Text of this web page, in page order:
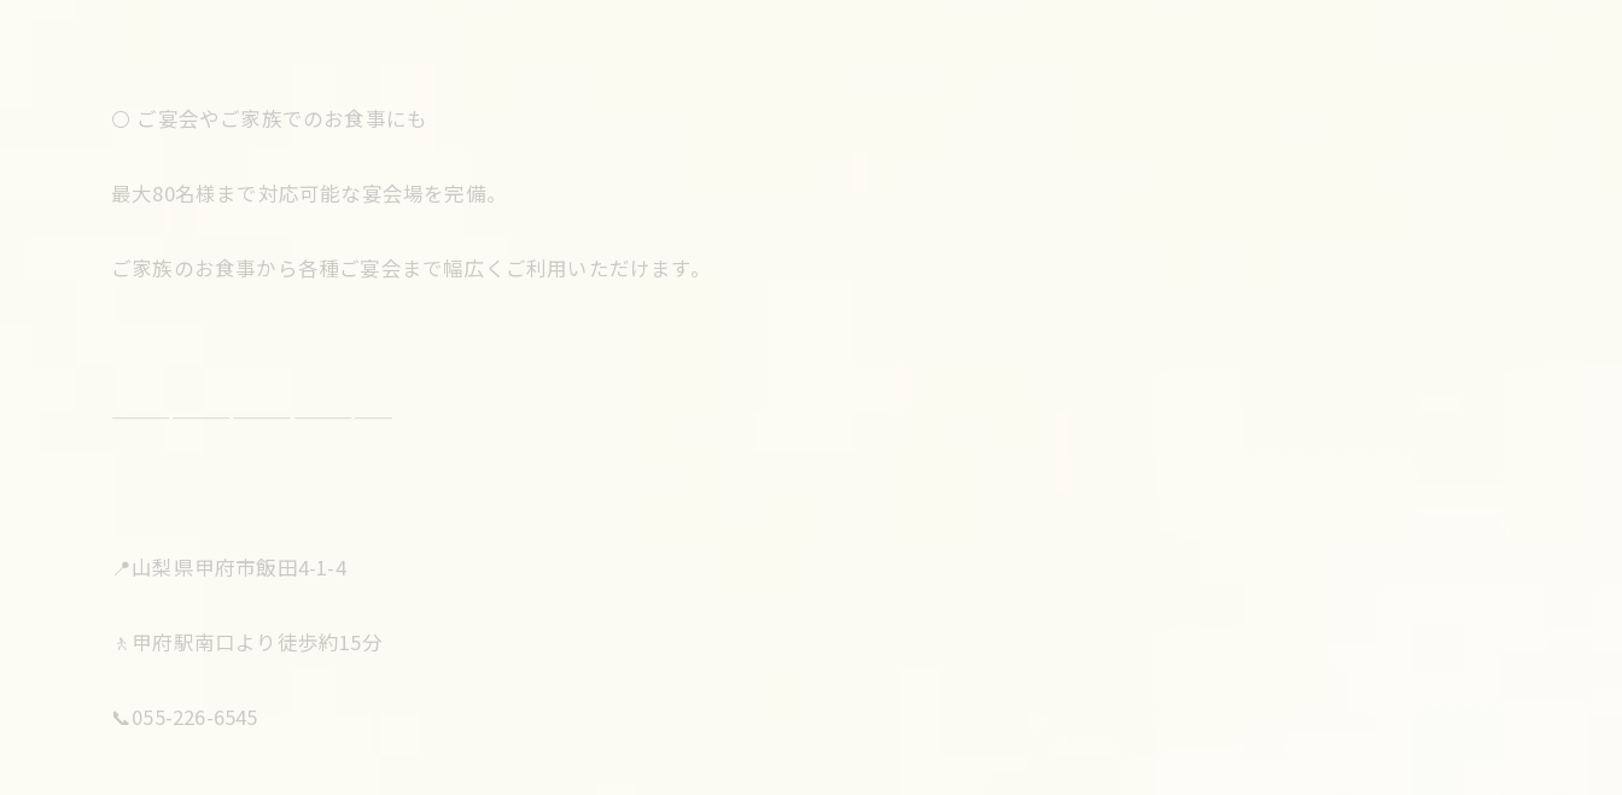
⚪️ ご宴会やご家族でのお食事にも
最大80名様まで対応可能な宴会場を完備。
ご家族のお食事から各種ご宴会まで幅広くご利用いただけます。
——————————————
📍山梨県甲府市飯田4-1-4
🚶甲府駅南口より徒歩約15分
📞055-226-6545